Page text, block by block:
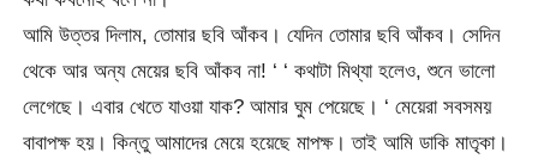
আমি উত্তর দিলাম, তোমার ছবি আঁকব। যেদিন তোমার ছবি আঁকব। সেদিন
থেকে আর অন্য মেয়ের ছবি আঁকব না! ‘ ‘ কথাটা মিথ্যা হলেও, শুনে ভালো
লেগেছে। এবার খেতে যাওয়া যাক? আমার ঘুম পেয়েছে। ‘ মেয়েরা সবসময়
বাবাপক্ষ হয়। কিন্তু আমাদের মেয়ে হয়েছে মাপক্ষ। তাই আমি ডাকি মাতৃকা।